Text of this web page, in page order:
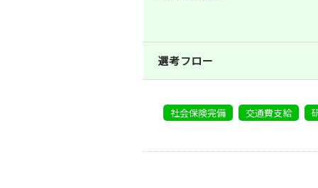
選考フロー
社会保険完備 交通費支給